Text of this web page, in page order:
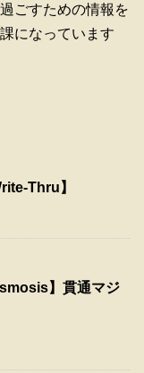
ごすための情報を
になっています
Thru】
】貫通マジ